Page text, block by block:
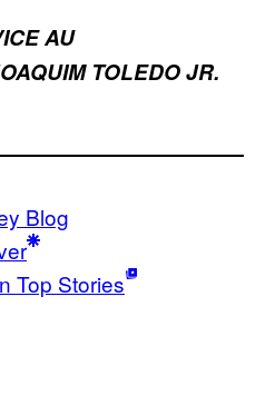
AU
TOLEDO JR.
Blog
Top Stories